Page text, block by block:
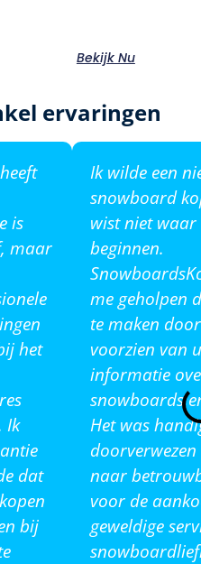
Bekijk Nu
ervaringen
is
maar
het
Ik
dat
bij
Ik wilde een
snowboard
wist niet waar
beginnen.
me geholpen
te maken
voorzien van
informatie
snowboards
Het was
naar
voor de
geweldige